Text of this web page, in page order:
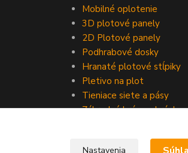
Mobilné oplotenie
3D plotové panely
2D Plotové panely
Podhrabové dosky
Hranaté plotové stĺpiky
Pletivo na plot
Tieniace siete a pásy
Záhradné brány a bránky
Nastavenia